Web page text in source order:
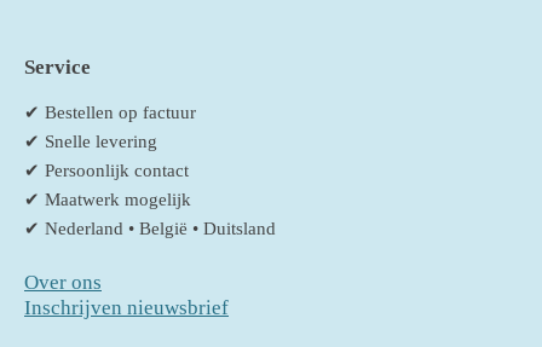
Service
✔ Bestellen op factuur
✔ Snelle levering
✔ Persoonlijk contact
✔ Maatwerk mogelijk
✔ Nederland • België • Duitsland
Over ons
Inschrijven nieuwsbrief